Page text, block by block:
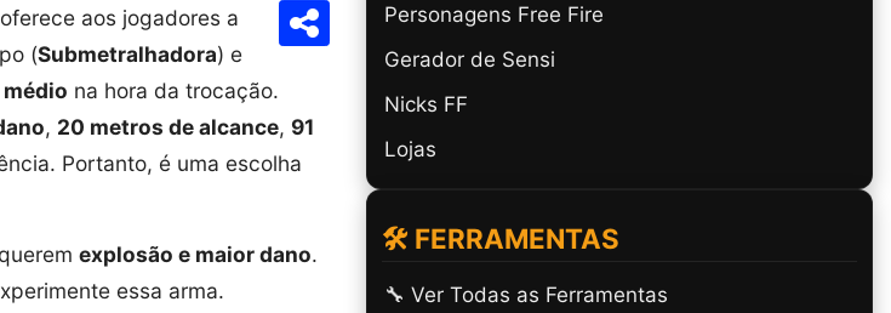
Compartilhar artigo
aos jogadores a
(Submetralhadora) e
na hora da trocação.
, 20 metros de alcance, 91
Portanto, é uma escolha
explosão e maior dano.
essa arma.
Personagens Free Fire
Gerador de Sensi
Nicks FF
Lojas
🛠️ FERRAMENTAS
🔧 Ver Todas as Ferramentas